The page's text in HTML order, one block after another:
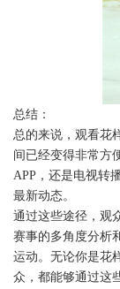
总结：
总的来说，观看花
间已经变得非常方
APP，还是电视转
最新动态。
通过这些途径，观
赛事的多角度分析
运动。无论你是花
众，都能够通过这